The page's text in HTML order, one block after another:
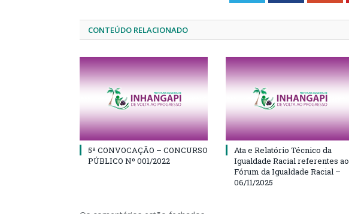
CONTEÚDO RELACIONADO
5ª CONVOCAÇÃO – CONCURSO
PÚBLICO Nº 001/2022
Ata e Relatório Técnico da
Igualdade Racial referentes ao
Fórum da Igualdade Racial –
06/11/2025